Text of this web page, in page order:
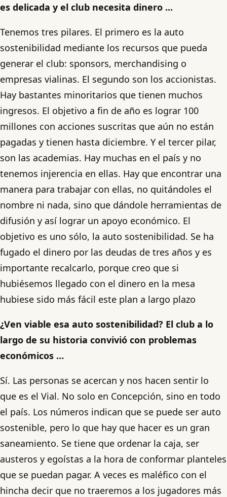
es delicada y el club necesita dinero ...
Tenemos tres pilares. El primero es la auto
sostenibilidad mediante los recursos que pueda
generar el club: sponsors, merchandising o
empresas vialinas. El segundo son los accionistas.
Hay bastantes minoritarios que tienen muchos
ingresos. El objetivo a fin de año es lograr 100
millones con acciones suscritas que aún no están
pagadas y tienen hasta diciembre. Y el tercer pilar,
son las academias. Hay muchas en el país y no
tenemos injerencia en ellas. Hay que encontrar una
manera para trabajar con ellas, no quitándoles el
nombre ni nada, sino que dándole herramientas de
difusión y así lograr un apoyo económico. El
objetivo es uno sólo, la auto sostenibilidad. Se ha
fugado el dinero por las deudas de tres años y es
importante recalcarlo, porque creo que si
hubiésemos llegado con el dinero en la mesa
hubiese sido más fácil este plan a largo plazo
¿Ven viable esa auto sostenibilidad? El club a lo
largo de su historia convivió con problemas
económicos …
Sí. Las personas se acercan y nos hacen sentir lo
que es el Vial. No solo en Concepción, sino en todo
el país. Los números indican que se puede ser auto
sostenible, pero lo que hay que hacer es un gran
saneamiento. Se tiene que ordenar la caja, ser
austeros y egoístas a la hora de conformar planteles
que se puedan pagar. A veces es maléfico con el
hincha decir que no traeremos a los jugadores más